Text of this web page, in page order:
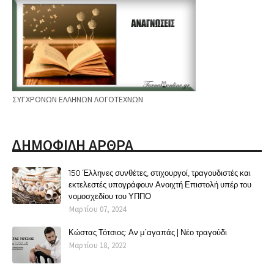
ΣΥΓΧΡΟΝΩΝ ΕΛΛΗΝΩΝ ΛΟΓΟΤΕΧΝΩΝ
ΔΗΜΟΦΙΛΗ ΑΡΘΡΑ
150 Έλληνες συνθέτες, στιχουργοί, τραγουδιστές και
εκτελεστές υπογράφουν Ανοιχτή Επιστολή υπέρ του
νομοσχεδίου του ΥΠΠΟ
Μαρτίου 07, 2024
Κώστας Τότσιος: Αν μ΄αγαπάς | Νέο τραγούδι
Μαρτίου 18, 2022